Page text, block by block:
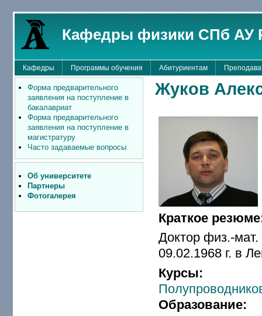
Кафедры физики СПб АУ
Кафедры Программы обучения Абитуриентам
Форма предварительного
заявления на поступление в
бакалавриат
Форма предварительного
заявления на поступление в
магистратуру
Часто задаваемые вопросы
Об университете
Партнеры
Фотогалерея
Жуков
Краткое
Доктор физ.-
09.02.1968 г. в
Курсы:
Образование: